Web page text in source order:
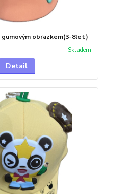
obrazkem(3-8let)
Skladem
Detail